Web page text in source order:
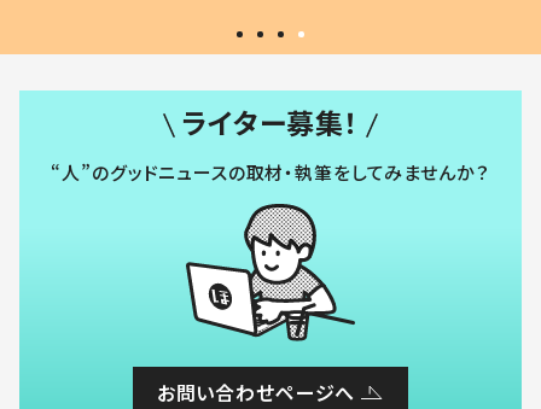
ライター募集！
“人”のグッドニュースの取材・執筆をしてみませんか？
お問い合わせページへ